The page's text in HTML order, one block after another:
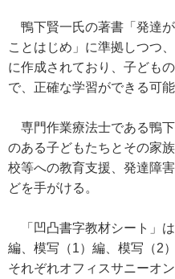
鴨下賢一氏の著書「発達
ことはじめ」に準拠しつつ
に作成されており、子ども
で、正確な学習ができる可
専門作業療法士である鴨
のある子どもたちとその家
校等への教育支援、発達障
どを手がける。
「凹凸書字教材シート」
編、模写（1）編、模写（2
それぞれオフィスサニーオ